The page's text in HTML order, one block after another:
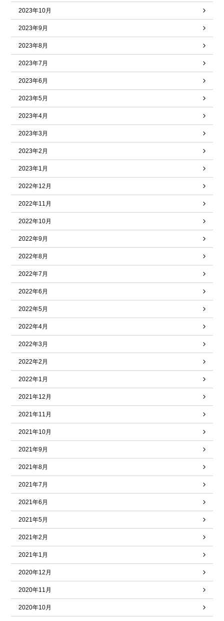
2023年10月
2023年9月
2023年8月
2023年7月
2023年6月
2023年5月
2023年4月
2023年3月
2023年2月
2023年1月
2022年12月
2022年11月
2022年10月
2022年9月
2022年8月
2022年7月
2022年6月
2022年5月
2022年4月
2022年3月
2022年2月
2022年1月
2021年12月
2021年11月
2021年10月
2021年9月
2021年8月
2021年7月
2021年6月
2021年5月
2021年2月
2021年1月
2020年12月
2020年11月
2020年10月